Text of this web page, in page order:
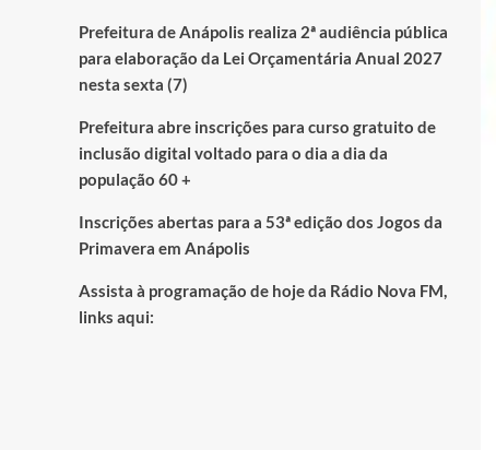
Prefeitura de Anápolis realiza 2ª audiência pública
para elaboração da Lei Orçamentária Anual 2027
nesta sexta (7)
Prefeitura abre inscrições para curso gratuito de
inclusão digital voltado para o dia a dia da
população 60 +
Inscrições abertas para a 53ª edição dos Jogos da
Primavera em Anápolis
Assista à programação de hoje da Rádio Nova FM,
links aqui: